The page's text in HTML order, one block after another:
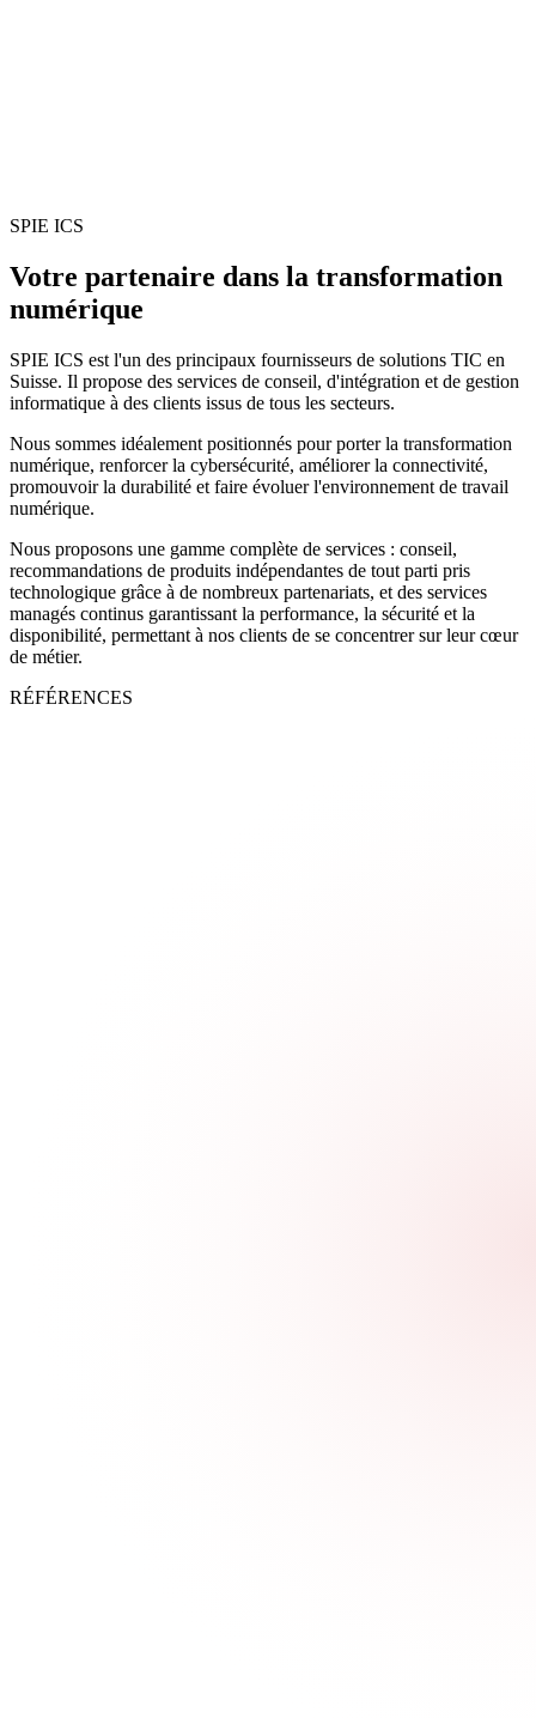
SPIE ICS
Votre partenaire dans la transformation
numérique
SPIE ICS est l'un des principaux fournisseurs de solutions TIC en
Suisse. Il propose des services de conseil, d'intégration et de gestion
informatique à des clients issus de tous les secteurs.
Nous sommes idéalement positionnés pour porter la transformation
numérique, renforcer la cybersécurité, améliorer la connectivité,
promouvoir la durabilité et faire évoluer l'environnement de travail
numérique.
Nous proposons une gamme complète de services : conseil,
recommandations de produits indépendantes de tout parti pris
technologique grâce à de nombreux partenariats, et des services
managés continus garantissant la performance, la sécurité et la
disponibilité, permettant à nos clients de se concentrer sur leur cœur
de métier.
RÉFÉRENCES